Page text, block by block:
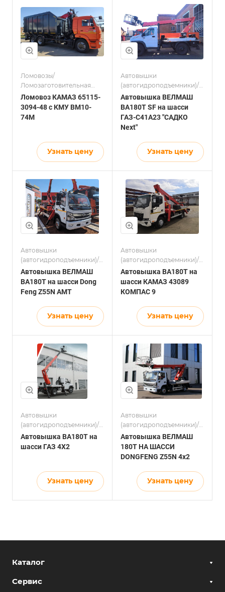
Ломовозы/
Ломозаготовительная
отрасль
Ломовоз КАМАЗ 65115-
3094-48 с КМУ ВМ10-
74М
Узнать цену
Автовышки
(автогидроподъемники)/
Электросетевой комплекс
Автовышка ВЕЛМАШ
BA180T SF на шасси
ГАЗ-С41A23 "САДКО
Next"
Узнать цену
Автовышки
(автогидроподъемники)/
Электросетевой комплекс
Автовышка ВЕЛМАШ
BA180T на шасси Dong
Feng Z55N AMT
Узнать цену
Автовышки
(автогидроподъемники)/
Электросетевой комплекс
Автовышка ВА180T на
шасси КАМАЗ 43089
КОМПАС 9
Узнать цену
Автовышки
(автогидроподъемники)/
Электросетевой комплекс
Автовышка ВА180T на
шасси ГАЗ 4X2
Узнать цену
Автовышки
(автогидроподъемники)/
Электросетевой комплекс
Автовышка ВЕЛМАШ
180Т НА ШАССИ
DONGFENG Z55N 4х2
Узнать цену
Каталог
Подъемное оборудование
Сервис